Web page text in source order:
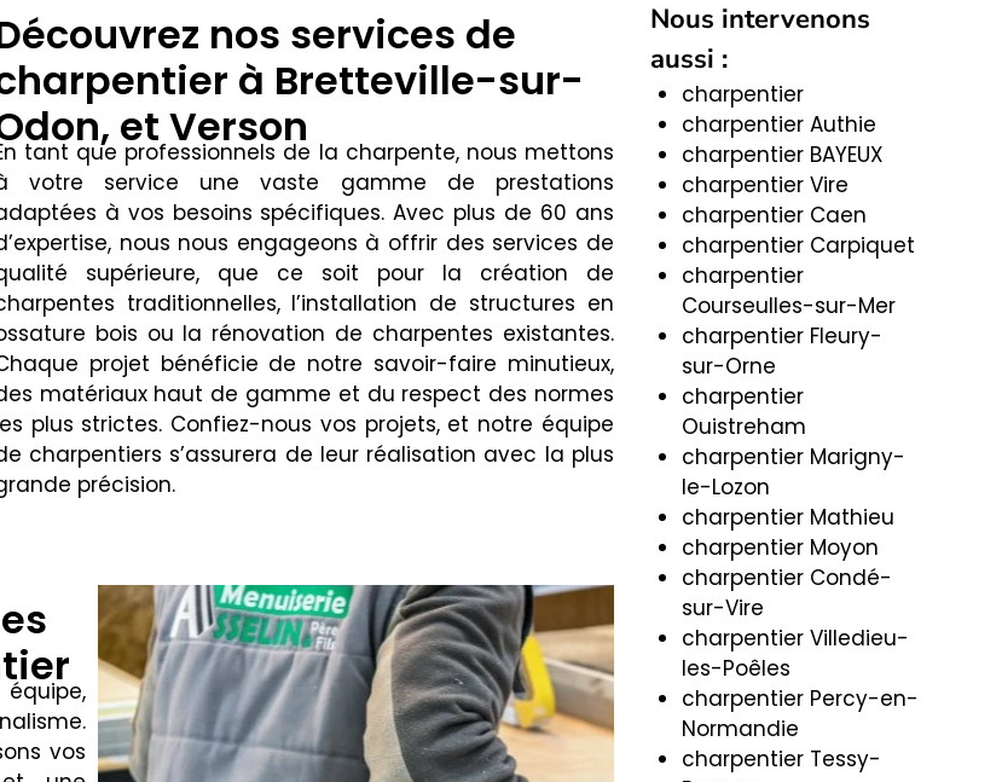
nos services de
à Bretteville-sur-
et Verson
tant que professionnels de la charpente, nous mettons
votre service une vaste gamme de prestations
à vos besoins spécifiques. Avec plus de 60 ans
nous nous engageons à offrir des services de
supérieure, que ce soit pour la création de
traditionnelles, l’installation de structures en
bois ou la rénovation de charpentes existantes.
projet bénéficie de notre savoir-faire minutieux,
matériaux haut de gamme et du respect des normes
plus strictes. Confiez-nous vos projets, et notre équipe
charpentiers s’assurera de leur réalisation avec la plus
précision.
vos
Nous intervenons
aussi :
charpentier
charpentier Authie
charpentier BAYEUX
charpentier Vire
charpentier Caen
charpentier Carpiquet
charpentier
Courseulles-sur-Mer
charpentier Fleury-
sur-Orne
charpentier
Ouistreham
charpentier Marigny-
le-Lozon
charpentier Mathieu
charpentier Moyon
charpentier Condé-
sur-Vire
charpentier Villedieu-
les-Poêles
charpentier Percy-en-
Normandie
charpentier Tessy-